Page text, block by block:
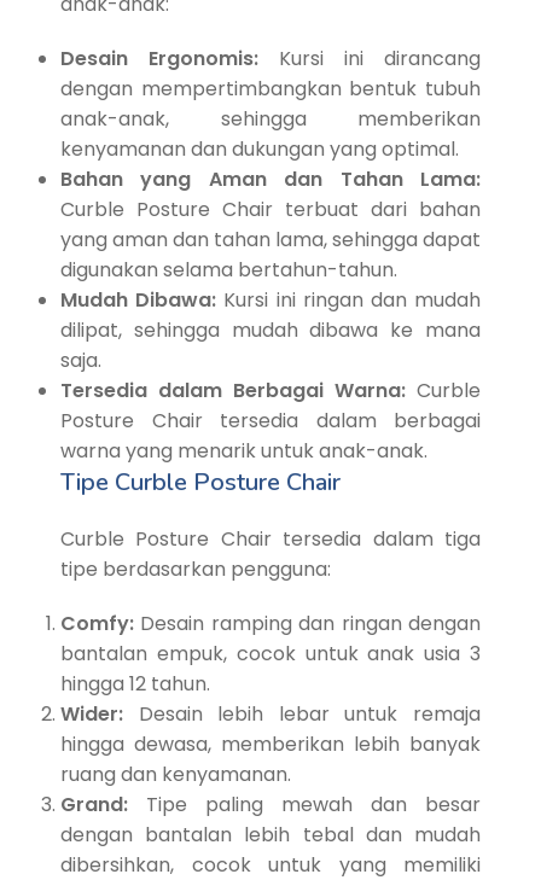
Desain Ergonomis: Kursi ini dirancang
dengan mempertimbangkan bentuk tubuh
anak-anak, sehingga memberikan
kenyamanan dan dukungan yang optimal.
Bahan yang Aman dan Tahan Lama:
Curble Posture Chair terbuat dari bahan
yang aman dan tahan lama, sehingga dapat
digunakan selama bertahun-tahun.
Mudah Dibawa: Kursi ini ringan dan mudah
dilipat, sehingga mudah dibawa ke mana
saja.
Tersedia dalam Berbagai Warna: Curble
Posture Chair tersedia dalam berbagai
warna yang menarik untuk anak-anak.
Tipe Curble Posture Chair
Curble Posture Chair tersedia dalam tiga
tipe berdasarkan pengguna:
Comfy: Desain ramping dan ringan dengan
bantalan empuk, cocok untuk anak usia 3
hingga 12 tahun.
Wider: Desain lebih lebar untuk remaja
hingga dewasa, memberikan lebih banyak
ruang dan kenyamanan.
Grand: Tipe paling mewah dan besar
dengan bantalan lebih tebal dan mudah
dibersihkan, cocok untuk yang memiliki